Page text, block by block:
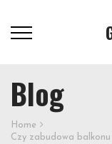
Blog
Home
Czy zabudowa